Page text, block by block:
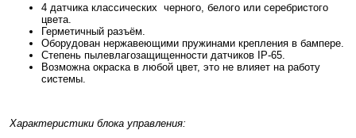
4 датчика классических черного, белого или серебристого
цвета.
Герметичный разъём.
Оборудован нержавеющими пружинами крепления в бампере.
Степень пылевлагозащищенности датчиков IP-65.
Возможна окраска в любой цвет, это не влияет на работу
системы.
Характеристики блока управления: